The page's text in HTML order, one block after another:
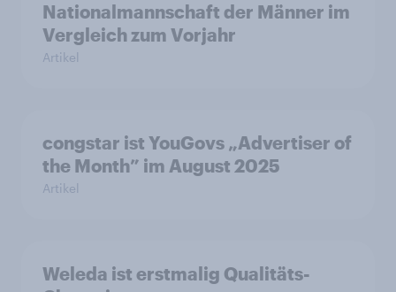
Nationalmannschaft der Männer im
Vergleich zum Vorjahr
Artikel
congstar ist YouGovs „Advertiser of
the Month” im August 2025
Artikel
Weleda ist erstmalig Qualitäts-